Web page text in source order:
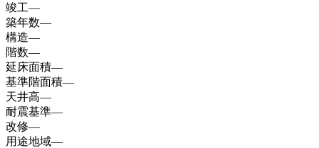
竣工—
築年数—
構造—
階数—
延床面積—
基準階面積—
天井高—
耐震基準—
改修—
用途地域—